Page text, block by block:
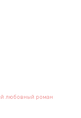
любовный роман